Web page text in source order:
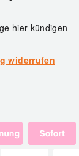
hier kündigen
widerrufen